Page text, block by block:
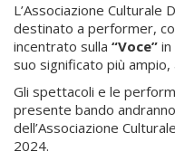
L’Associazione Culturale
destinato a performer,
incentrato sulla “Voce”
suo significato più
Gli spettacoli e le
presente bando
dell’Associazione
2024.